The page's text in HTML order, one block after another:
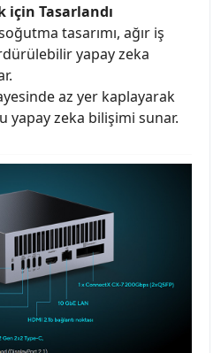
Tasarlandı
tasarımı, ağır iş
yapay zeka
az yer kaplayarak
yapay zeka bilişimi sunar.